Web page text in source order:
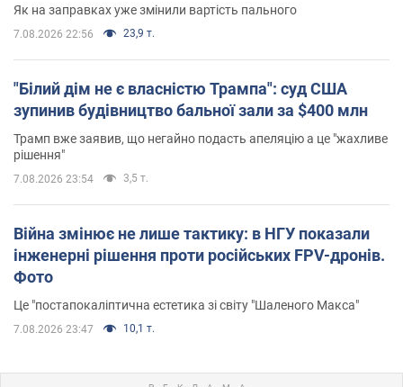
Як на заправках уже змінили вартість пального
7.08.2026 22:56 23,9 т.
"Білий дім не є власністю Трампа": суд США
зупинив будівництво бальної зали за $400 млн
Трамп вже заявив, що негайно подасть апеляцію а це "жахливе
рішення"
7.08.2026 23:54 3,5 т.
Війна змінює не лише тактику: в НГУ показали
інженерні рішення проти російських FPV-дронів.
Фото
Це "постапокаліптична естетика зі світу "Шаленого Макса"
7.08.2026 23:47 10,1 т.